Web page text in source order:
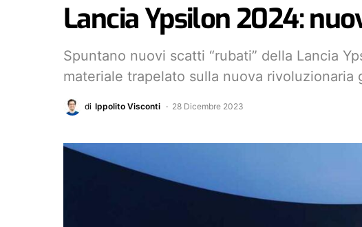
Lancia Ypsilon 2024:
Spuntano nuovi scatti “rubati” della Lancia
materiale trapelato sulla nuova rivoluzionaria
di Ippolito Visconti 28 Dicembre 2023